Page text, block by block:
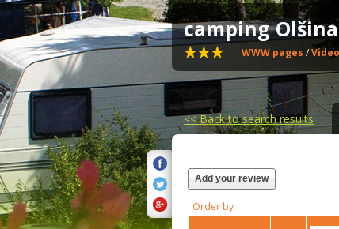
camping
WWW pages /Video
<<Back to search results
Add your review
Order by